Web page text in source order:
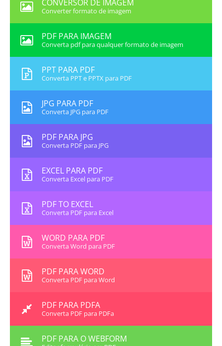
CONVERSOR DE IMAGEM
Converter formato de imagem
PDF PARA IMAGEM
Converta pdf para qualquer formato de imagem
PPT PARA PDF
Converta PPT e PPTX para PDF
JPG PARA PDF
Converta JPG para PDF
PDF PARA JPG
Converta PDF para JPG
EXCEL PARA PDF
Converta Excel para PDF
PDF TO EXCEL
Converta PDF para Excel
WORD PARA PDF
Converta Word para PDF
PDF PARA WORD
Converta PDF para Word
PDF PARA PDFA
Converta PDF para PDFa
PDF PARA O WEBFORM